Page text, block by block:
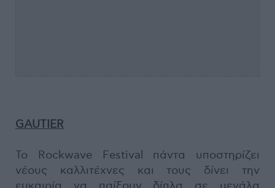
GAUTIER
Το Rockwave Festival πάντα υποστηρίζει
νέους καλλιτέχνες και τους δίνει την